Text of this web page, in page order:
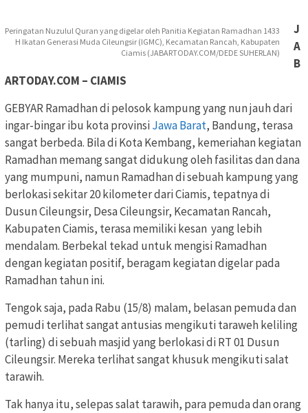
Peringatan Nuzulul Quran yang digelar oleh Panitia Kegiatan Ramadhan 1433
H Ikatan Generasi Muda Cileungsir (IGMC), Kecamatan Rancah, Kabupaten
Ciamis (JABARTODAY.COM/DEDE SUHERLAN)
J
A
B
ARTODAY.COM – CIAMIS
GEBYAR Ramadhan di pelosok kampung yang nun jauh dari
ingar-bingar ibu kota provinsiJawa Barat, Bandung, terasa
sangat berbeda. Bila di Kota Kembang, kemeriahan kegiatan
Ramadhan memang sangat didukung oleh fasilitas dan dana
yang mumpuni, namun Ramadhan di sebuah kampung yang
berlokasi sekitar 20 kilometer dari Ciamis, tepatnya di
Dusun Cileungsir, Desa Cileungsir, Kecamatan Rancah,
Kabupaten Ciamis, terasa memiliki kesan yang lebih
mendalam. Berbekal tekad untuk mengisi Ramadhan
dengan kegiatan positif, beragam kegiatan digelar pada
Ramadhan tahun ini.
Tengok saja, pada Rabu (15/8) malam, belasan pemuda dan
pemudi terlihat sangat antusias mengikuti taraweh keliling
(tarling) di sebuah masjid yang berlokasi di RT 01 Dusun
Cileungsir. Mereka terlihat sangat khusuk mengikuti salat
tarawih.
Tak hanya itu, selepas salat tarawih, para pemuda dan orang